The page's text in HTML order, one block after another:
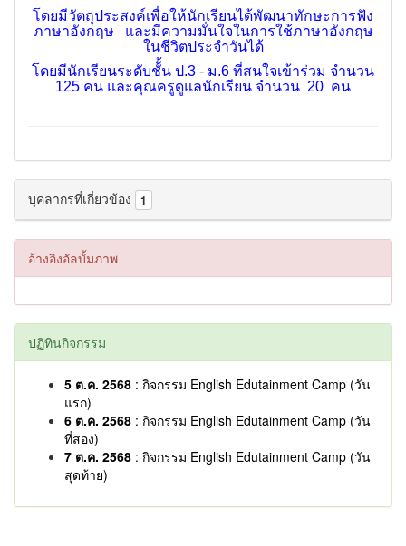
โดยมีวัตถุประสงค์เพื่อให้นักเรียนได้พัฒนาทักษะการฟัง
ภาษาอังกฤษ และมีความมั่นใจในการใช้ภาษาอังกฤษ
ในชีวิตประจำวันได้
โดยมีนักเรียนระดับชัั้น ป.3 - ม.6 ที่สนใจเข้าร่วม จำนวน
125 คน และคุณครูดูแลนักเรียน จำนวน 20 คน
บุคลากรที่เกี่ยวข้อง 1
อ้างอิงอัลบั้มภาพ
ปฏิทินกิจกรรม
5 ต.ค. 2568 : กิจกรรม English Edutainment Camp (วัน
แรก)
6 ต.ค. 2568 : กิจกรรม English Edutainment Camp (วัน
ที่สอง)
7 ต.ค. 2568 : กิจกรรม English Edutainment Camp (วัน
สุดท้าย)